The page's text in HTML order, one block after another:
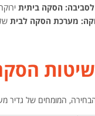
לסביבה: הסקה ביתית
מערכת הסקה לבית
המומחים של גדיר